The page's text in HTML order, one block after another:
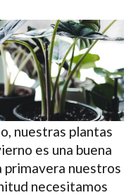
nuestras plantas
es una buena
primavera nuestros
necesitamos